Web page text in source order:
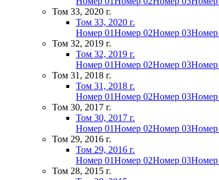
Том 33, 2020 г.
Том 33, 2020 г.
Номер 01Номер 02Номер 03Номер
Том 32, 2019 г.
Том 32, 2019 г.
Номер 01Номер 02Номер 03Номер
Том 31, 2018 г.
Том 31, 2018 г.
Номер 01Номер 02Номер 03Номер
Том 30, 2017 г.
Том 30, 2017 г.
Номер 01Номер 02Номер 03Номер
Том 29, 2016 г.
Том 29, 2016 г.
Номер 01Номер 02Номер 03Номер
Том 28, 2015 г.